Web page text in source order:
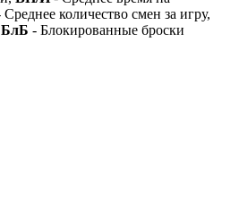
количество смен за игру,
БлБ - Блокированные броски